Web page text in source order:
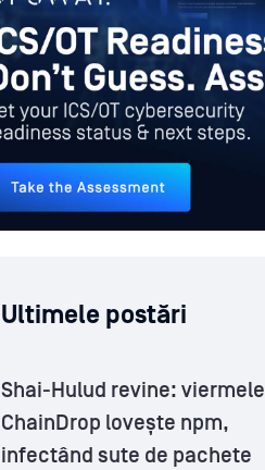
Ultimele postări
Shai-Hulud revine: viermele
ChainDrop lovește npm,
infectând sute de pachete